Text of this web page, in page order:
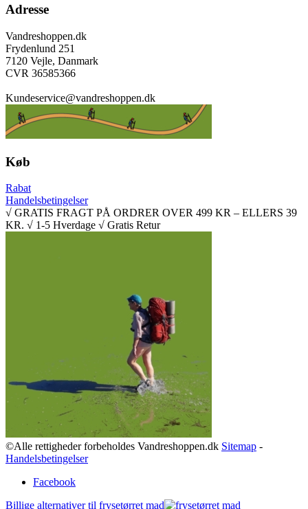
Adresse
Vandreshoppen.dk
Frydenlund 251
7120 Vejle, Danmark
CVR 36585366
Kundeservice@vandreshoppen.dk
Køb
Rabat
Handelsbetingelser
√ GRATIS FRAGT PÅ ORDRER OVER 499 KR – ELLERS 39
KR. √ 1-5 Hverdage √ Gratis Retur
©Alle rettigheder forbeholdes Vandreshoppen.dk Sitemap -
Handelsbetingelser
Facebook
Billige alternativer til frysetørret mad